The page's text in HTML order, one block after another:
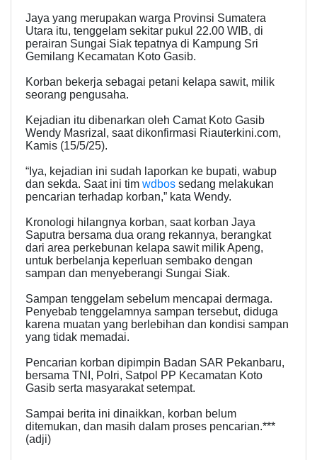
Jaya yang merupakan warga Provinsi Sumatera
Utara itu, tenggelam sekitar pukul 22.00 WIB, di
perairan Sungai Siak tepatnya di Kampung Sri
Gemilang Kecamatan Koto Gasib.
Korban bekerja sebagai petani kelapa sawit, milik
seorang pengusaha.
Kejadian itu dibenarkan oleh Camat Koto Gasib
Wendy Masrizal, saat dikonfirmasi Riauterkini.com,
Kamis (15/5/25).
“Iya, kejadian ini sudah laporkan ke bupati, wabup
dan sekda. Saat ini tim wdbos sedang melakukan
pencarian terhadap korban,” kata Wendy.
Kronologi hilangnya korban, saat korban Jaya
Saputra bersama dua orang rekannya, berangkat
dari area perkebunan kelapa sawit milik Apeng,
untuk berbelanja keperluan sembako dengan
sampan dan menyeberangi Sungai Siak.
Sampan tenggelam sebelum mencapai dermaga.
Penyebab tenggelamnya sampan tersebut, diduga
karena muatan yang berlebihan dan kondisi sampan
yang tidak memadai.
Pencarian korban dipimpin Badan SAR Pekanbaru,
bersama TNI, Polri, Satpol PP Kecamatan Koto
Gasib serta masyarakat setempat.
Sampai berita ini dinaikkan, korban belum
ditemukan, dan masih dalam proses pencarian.***
(adji)